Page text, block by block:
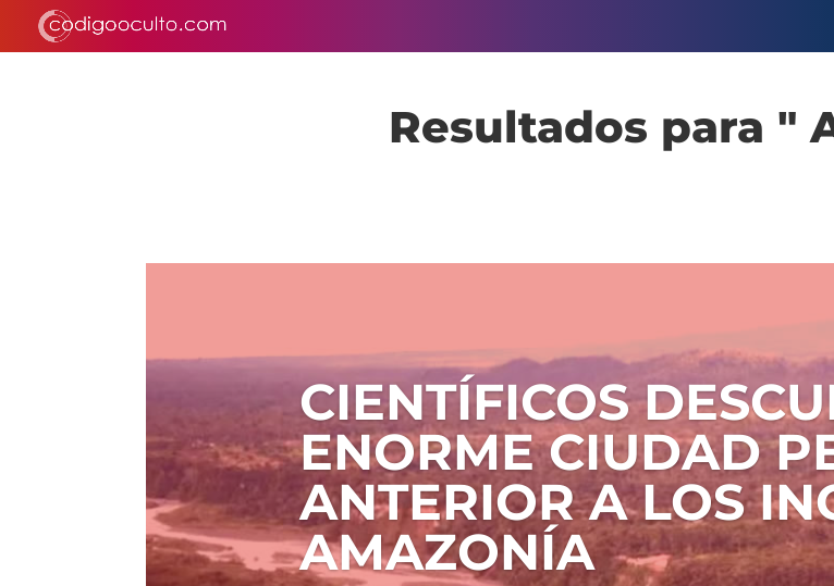
Resultados para "
CIENTÍFICOS
ENORME CIUDAD
ANTERIOR A LOS
AMAZONÍA